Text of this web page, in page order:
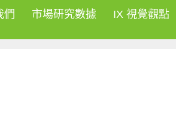
們 市場研究數據 IX 視覺觀點